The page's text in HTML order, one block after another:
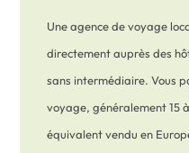
Une agence de voyage
directement auprès des
sans intermédiaire. Vous
voyage, généralement 15
équivalent vendu en